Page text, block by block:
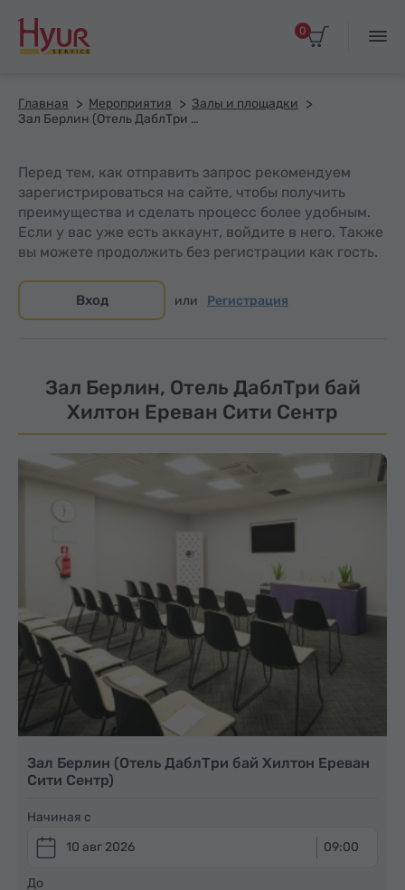
0
Главная Мероприятия
Залы и площадки
Зал Берлин (Отель ДаблТри бай Хилтон Ереван Сити Сентр)
Перед тем, как отправить запрос рекомендуем
зарегистрироваться на сайте, чтобы получить
преимущества и сделать процесс более удобным.
Если у вас уже есть аккаунт, войдите в него. Также
вы можете продолжить без регистрации как гость.
Вход или Регистрация
Зал Берлин, Отель ДаблТри бай
Хилтон Ереван Сити Сентр
Зал Берлин (Отель ДаблТри бай Хилтон Ереван
Сити Сентр)
Начиная с
10 авг 2026
09:00
До